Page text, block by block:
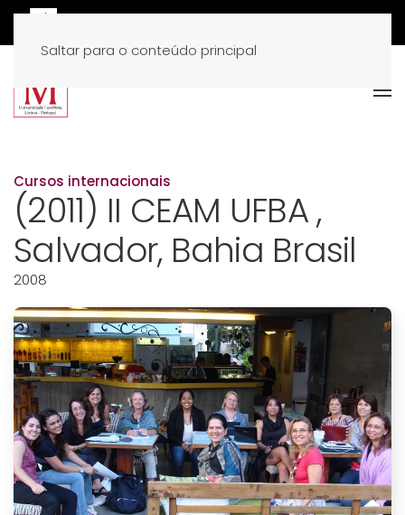
Saltar para o conteúdo principal
Cursos internacionais
(2011) II CEAM UFBA ,
Salvador, Bahia Brasil
2008